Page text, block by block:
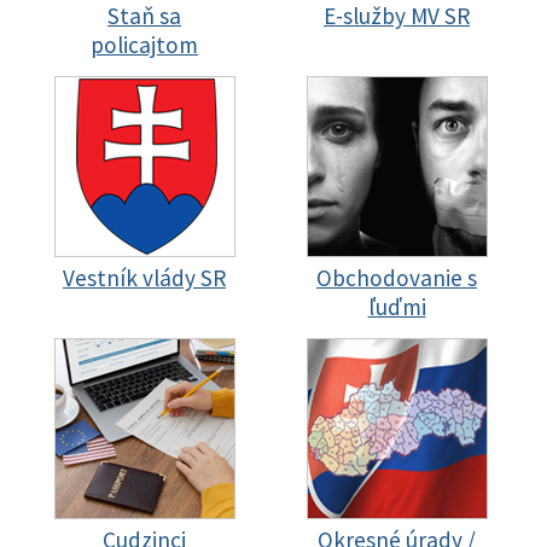
Staň sa
policajtom
E-služby MV SR
Vestník vlády SR
Obchodovanie s
ľuďmi
Cudzinci Okresné úrady /